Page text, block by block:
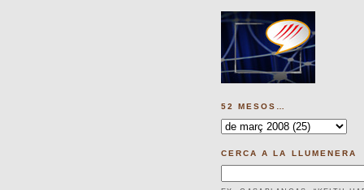
52 MESOS…
CERCA A LA LLUMENERA